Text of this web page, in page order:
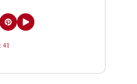
41